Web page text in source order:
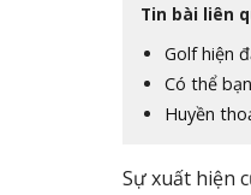
Tin bài liên
Golf hiện
Có thể
Huyền
Sự xuất hiện